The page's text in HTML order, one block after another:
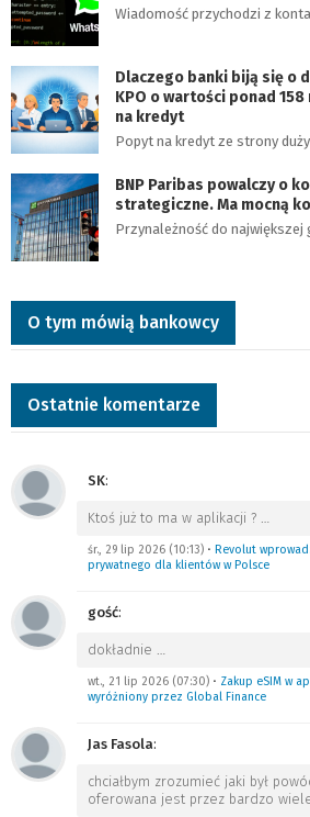
Wiadomość przychodzi z
Dlaczego banki biją się o
KPO o wartości ponad
na kredyt
Popyt na kredyt ze strony
BNP Paribas powalczy o
strategiczne. Ma mocną
Przynależność do największej
O tym mówią bankowcy
Ostatnie komentarze
SK:
Ktoś już to ma w aplikacji ? …
śr., 29 lip 2026 (10:13) • Revolut
prywatnego dla klientów w Polsce
gość:
dokładnie …
wt., 21 lip 2026 (07:30) • Zakup eSIM w
wyróżniony przez Global Finance
Jas Fasola:
chciałbym zrozumieć jaki był
oferowana jest przez bardzo